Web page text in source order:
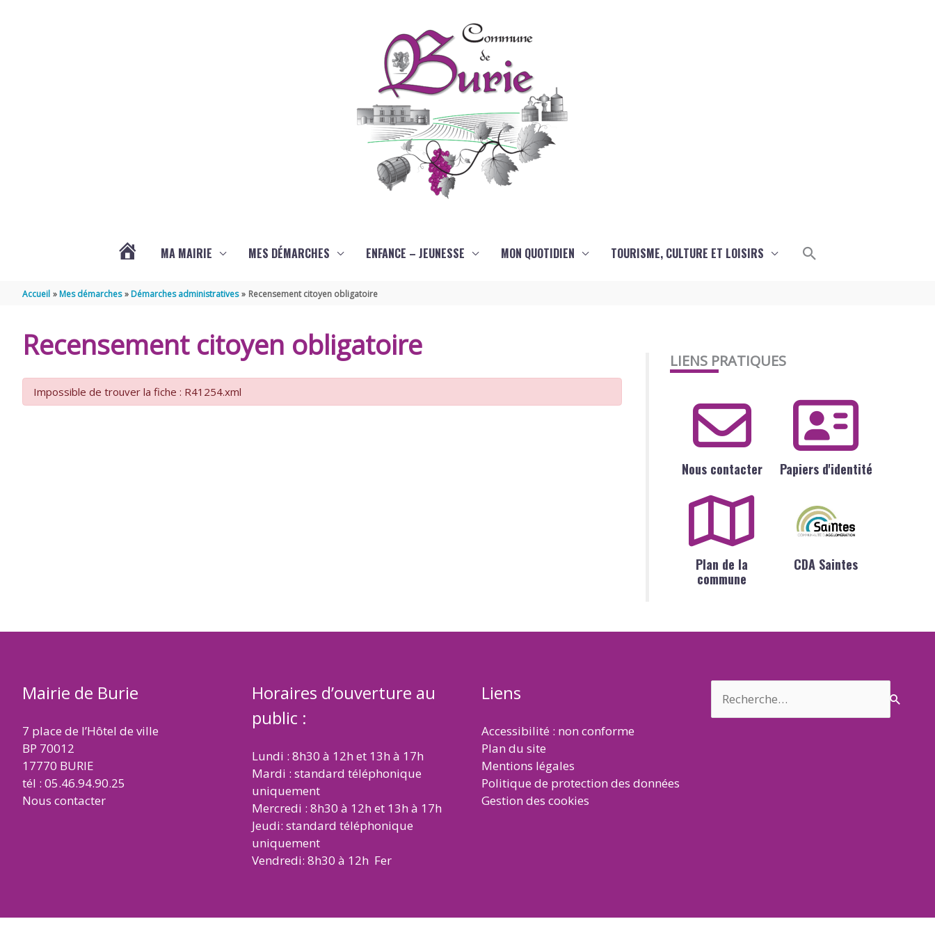
MA MAIRIE MES DÉMARCHES ENFANCE – JEUNESSE MON QUOTIDIEN TOURISME, CULTURE ET LOISIRS Rechercher
Accueil Mes démarches Démarches administratives Recensement citoyen obligatoire
Recensement citoyen obligatoire
Impossible de trouver la fiche : R41254.xml
LIENS PRATIQUES
Nous contacter Papiers d'identité
Plan de la
commune
CDA Saintes
Mairie de Burie
7 place de l’Hôtel de ville
BP 70012
17770 BURIE
tél : 05.46.94.90.25
Nous contacter
Horaires d’ouverture au
public :
Lundi : 8h30 à 12h et 13h à 17h
Mardi : standard téléphonique
uniquement
Mercredi : 8h30 à 12h et 13h à 17h
Jeudi: standard téléphonique
uniquement
Vendredi: 8h30 à 12h Fer
Liens
Accessibilité : non conforme
Plan du site
Mentions légales
Politique de protection des données
Gestion des cookies